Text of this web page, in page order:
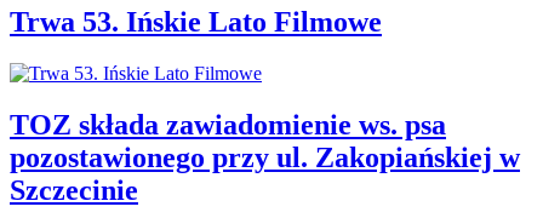
Trwa 53. Ińskie Lato Filmowe
TOZ składa zawiadomienie ws. psa
pozostawionego przy ul. Zakopiańskiej w
Szczecinie